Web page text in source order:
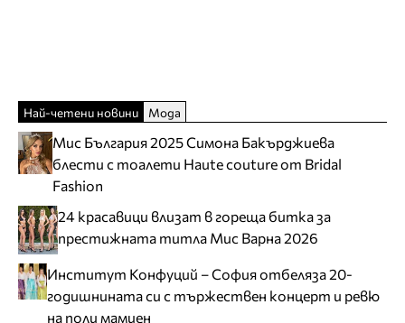
Най-четени новини Мода
Мис България 2025 Симона Бакърджиева
блести с тоалети Haute couture от Bridal
Fashion
24 красавици влизат в гореща битка за
престижната титла Мис Варна 2026
Институт Конфуций – София отбеляза 20-
годишнината си с тържествен концерт и ревю
на поли мамиен